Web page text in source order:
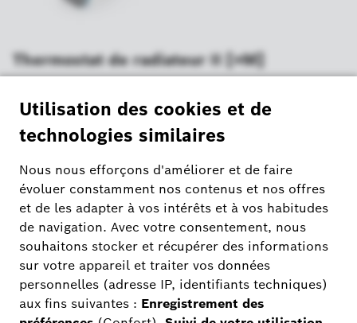
Thermostat de radiateur II [+M]
relatives à la mise en service de l'appareil
Télécharger le manuel d'instructions
Afficher la suite
Vue d'ensemble des adaptateurs